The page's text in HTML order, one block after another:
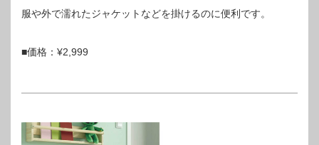
服や外で濡れたジャケットなどを掛けるのに便利です。
■価格：¥2,999